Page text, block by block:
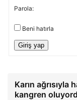
Parola:
Beni hatırla
Giriş yap
Karın ağrısıyla
kangren